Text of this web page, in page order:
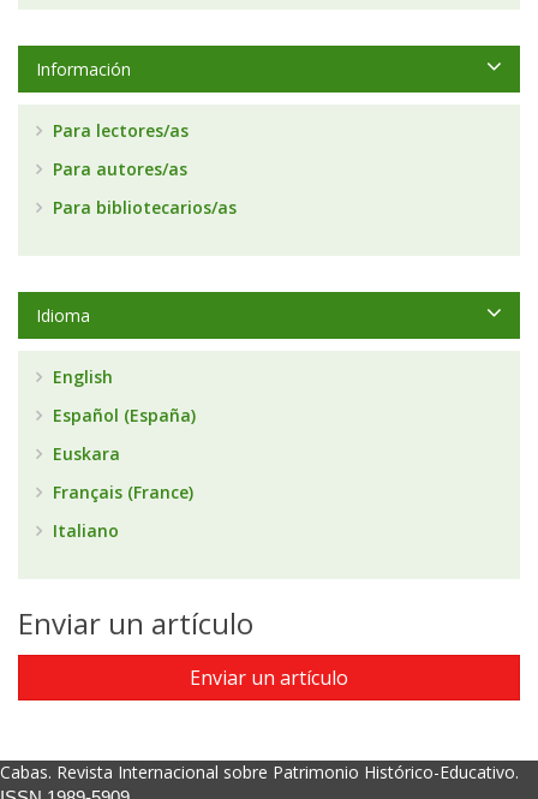
Información
Para lectores/as
Para autores/as
Para bibliotecarios/as
Idioma
English
Español (España)
Euskara
Français (France)
Italiano
Enviar un artículo
Enviar un artículo
Cabas. Revista Internacional sobre Patrimonio Histórico-Educativo.